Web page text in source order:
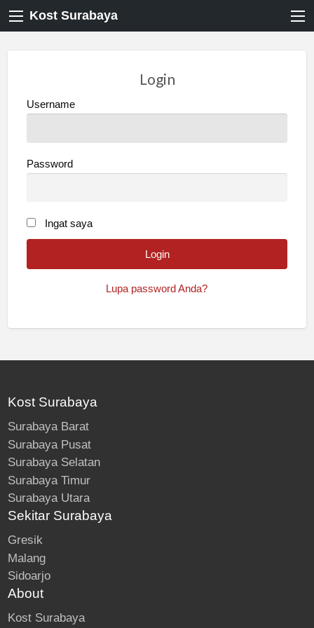
Kost Surabaya
Login
Username
Password
Ingat saya
Lupa password Anda?
Kost Surabaya
Surabaya Barat
Surabaya Pusat
Surabaya Selatan
Surabaya Timur
Surabaya Utara
Sekitar Surabaya
Gresik
Malang
Sidoarjo
About
Kost Surabaya